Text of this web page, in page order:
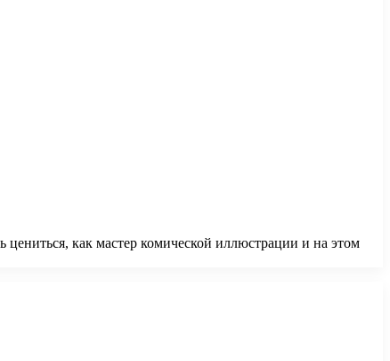
как мастер комической иллюстрации и на этом